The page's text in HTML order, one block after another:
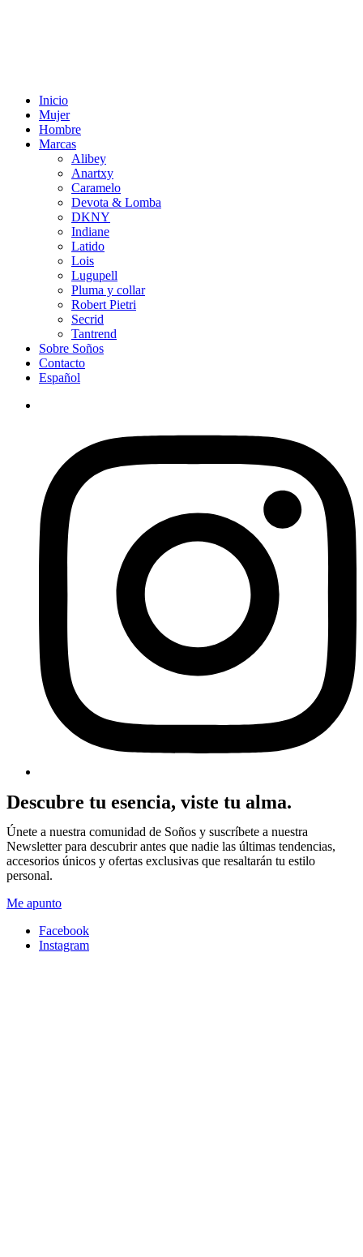
Inicio
Mujer
Hombre
Marcas
Alibey
Anartxy
Caramelo
Devota & Lomba
DKNY
Indiane
Latido
Lois
Lugupell
Pluma y collar
Robert Pietri
Secrid
Tantrend
Sobre Soños
Contacto
Español
Descubre tu esencia, viste tu alma.
Únete a nuestra comunidad de Soños y suscríbete a nuestra
Newsletter para descubrir antes que nadie las últimas tendencias,
accesorios únicos y ofertas exclusivas que resaltarán tu estilo
personal.
Me apunto
Facebook
Instagram